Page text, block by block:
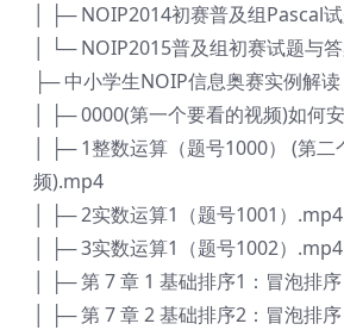
│ ├─ NOIP2014初赛普及组Pascal
│ └─ NOIP2015普及组初赛试题与
├─ 中小学生NOIP信息奥赛实例解读
│ ├─ 0000(第一个要看的视频)如何
│ ├─ 1整数运算（题号1000） (第
频).mp4
│ ├─ 2实数运算1（题号1001）.mp4
│ ├─ 3实数运算1（题号1002）.mp4
│ ├─ 第 7 章 1 基础排序1：冒泡排
│ ├─ 第 7 章 2 基础排序2：冒泡排序